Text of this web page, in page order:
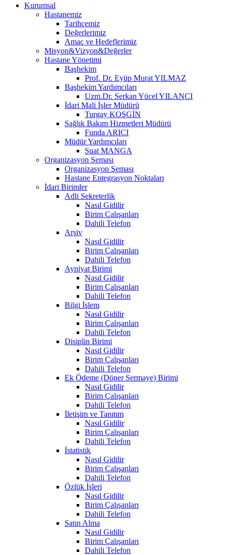
Kurumsal
Hastanemiz
Tarihçemiz
Değerlerimiz
Amaç ve Hedeflerimiz
Misyon&Vizyon&Değerler
Hastane Yönetimi
Başhekim
Prof. Dr. Eyüp Murat YILMAZ
Başhekim Yardımcıları
Uzm.Dr. Serkan Yücel YILANCI
İdari Mali İşler Müdürü
Turgay KOŞGİN
Sağlık Bakım Hizmetleri Müdürü
Funda ARICI
Müdür Yardımcıları
Suat MANGA
Organizasyon Şeması
Organizasyon Şeması
Hastane Entegrasyon Noktaları
İdari Birimler
Adli Sekreterlik
Nasıl Gidilir
Birim Çalışanları
Dahili Telefon
Arşiv
Nasıl Gidilir
Birim Çalışanları
Dahili Telefon
Ayniyat Birimi
Nasıl Gidilir
Birim Çalışanları
Dahili Telefon
Bilgi İşlem
Nasıl Gidilir
Birim Çalışanları
Dahili Telefon
Disiplin Birimi
Nasıl Gidilir
Birim Çalışanları
Dahili Telefon
Ek Ödeme (Döner Sermaye) Birimi
Nasıl Gidilir
Birim Çalışanları
Dahili Telefon
İletişim ve Tanıtım
Nasıl Gidilir
Birim Çalışanları
Dahili Telefon
İstatistik
Nasıl Gidilir
Birim Çalışanları
Dahili Telefon
Özlük İşleri
Nasıl Gidilir
Birim Çalışanları
Dahili Telefon
Satın Alma
Nasıl Gidilir
Birim Çalışanları
Dahili Telefon